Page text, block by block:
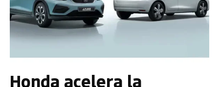
Honda acelera la